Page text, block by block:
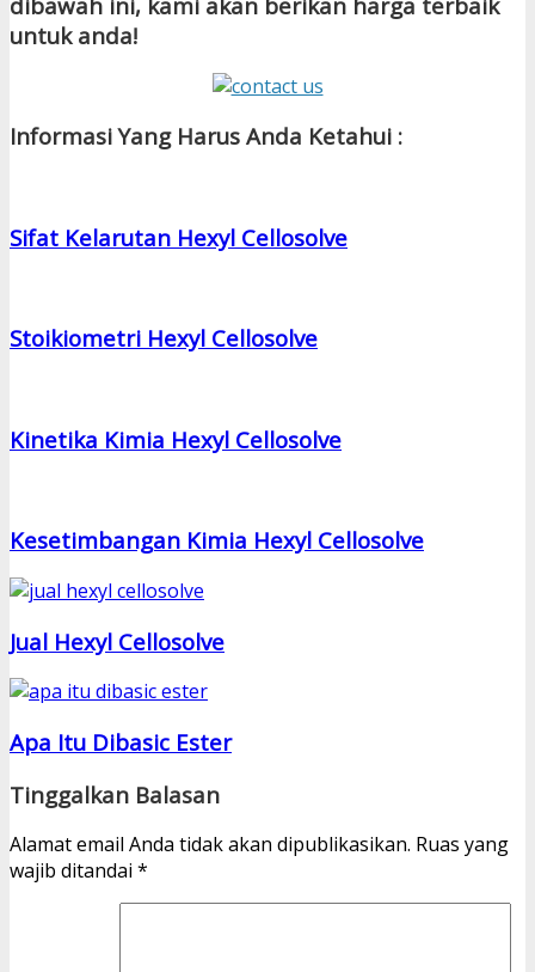
untuk anda!
Informasi Yang Harus Anda Ketahui :
Sifat Kelarutan Hexyl Cellosolve
Stoikiometri Hexyl Cellosolve
Kinetika Kimia Hexyl Cellosolve
Kesetimbangan Kimia Hexyl Cellosolve
Jual Hexyl Cellosolve
Apa Itu Dibasic Ester
Tinggalkan Balasan
Alamat email Anda tidak akan dipublikasikan. Ruas yang
wajib ditandai *